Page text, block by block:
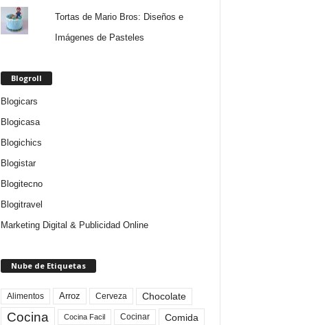
Tortas de Mario Bros: Diseños e
Imágenes de Pasteles
Blogroll
Blogicars
Blogicasa
Blogichics
Blogistar
Blogitecno
Blogitravel
Marketing Digital & Publicidad Online
Nube de Etiquetas
Alimentos Arroz Cerveza Chocolate
Cocina Cocina Facil Cocinar
Comida